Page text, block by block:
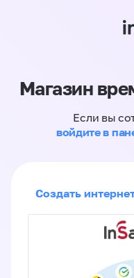
Магазин
Если вы
войдите в
Создать